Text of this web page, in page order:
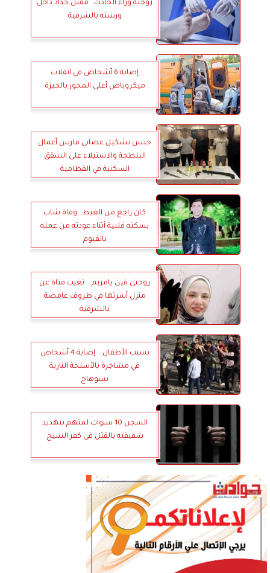
زوجته وراء الحادث.. مقتل حداد داخل
ورشته بالشرقية
إصابة 6 أشخاص في انقلاب
ميكروباص أعلى المحور بالجيزة
حبس تشكيل عصابي مارس أعمال
البلطجة والاستيلاء على الشقق
السكنية في القطامية
كان راجع من الغيط.. وفاة شاب
بسكته قلبية أثناء عودته من عمله
بالفيوم
روحتى فين يامريم .. تغيب فتاة عن
منزل أسرتها في ظروف غامضة
بالشرقية
بسبب الأطفال .. إصابة 4 أشخاص
في مشاجرة بالأسلحة النارية
بسوهاج
السجن 10 سنوات لمتهم بتهديد
شقيقته بالقتل فى كفر الشيخ